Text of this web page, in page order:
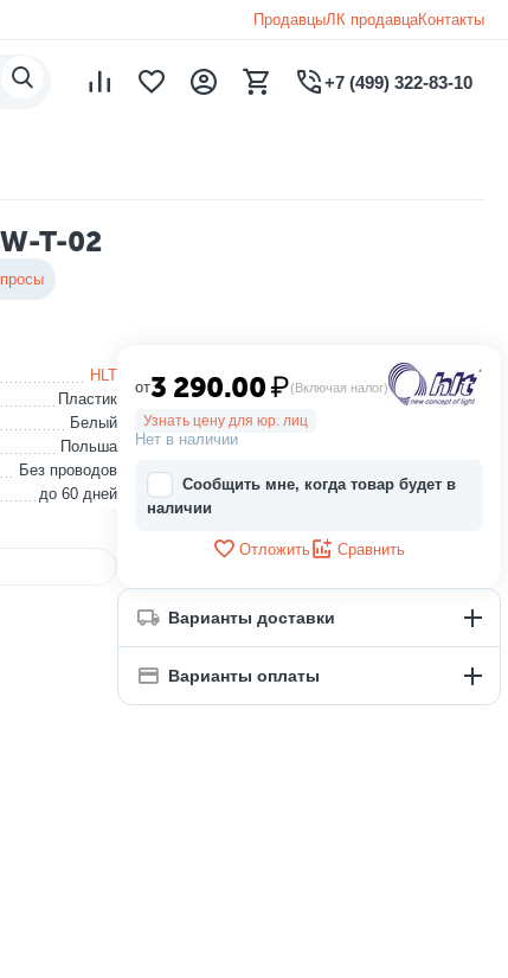
ПродавцыЛК продавцаКонтакты
+7 (499) 322-83-10
T-02
HLT
Пластик
Белый
Польша
Без проводов
до 60 дней
от3 290.00₽(Включая налог)
Узнать цену для юр. лиц
Нет в наличии
Сообщить мне, когда товар будет в
наличии
Отложить Сравнить
Варианты доставки
Варианты оплаты